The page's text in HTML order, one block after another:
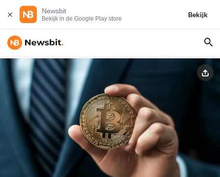
Newsbit
Bekijk in de Google Play store
Bekijk